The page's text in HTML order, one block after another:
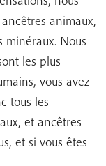
animaux,
minéraux. Nous
les plus
vous avez
tous les
et ancêtres
et si vous êtes